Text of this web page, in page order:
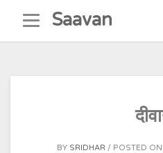
content
Saavan
BY SRIDHAR POSTED ON